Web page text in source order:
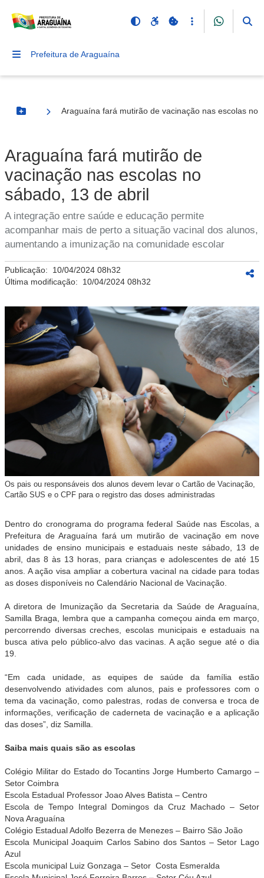
Prefeitura de Araguaína
Botão Menu
Araguaína fará mutirão de vacinação nas escolas no
Araguaína fará mutirão de
vacinação nas escolas no
sábado, 13 de abril
A integração entre saúde e educação permite
acompanhar mais de perto a situação vacinal dos alunos,
aumentando a imunização na comunidade escolar
Publicação: 10/04/2024 08h32
Última modificação: 10/04/2024 08h32
Os pais ou responsáveis dos alunos devem levar o Cartão de Vacinação,
Cartão SUS e o CPF para o registro das doses administradas
Dentro do cronograma do programa federal Saúde nas Escolas, a
Prefeitura de Araguaína fará um mutirão de vacinação em nove
unidades de ensino municipais e estaduais neste sábado, 13 de
abril, das 8 às 13 horas, para crianças e adolescentes de até 15
anos. A ação visa ampliar a cobertura vacinal na cidade para todas
as doses disponíveis no Calendário Nacional de Vacinação.
A diretora de Imunização da Secretaria da Saúde de Araguaína,
Samilla Braga, lembra que a campanha começou ainda em março,
percorrendo diversas creches, escolas municipais e estaduais na
busca ativa pelo público-alvo das vacinas. A ação segue até o dia
19.
“Em cada unidade, as equipes de saúde da família estão
desenvolvendo atividades com alunos, pais e professores com o
tema da vacinação, como palestras, rodas de conversa e troca de
informações, verificação de caderneta de vacinação e a aplicação
das doses”, diz Samilla.
Saiba mais quais são as escolas
Colégio Militar do Estado do Tocantins Jorge Humberto Camargo –
Setor Coimbra
Escola Estadual Professor Joao Alves Batista – Centro
Escola de Tempo Integral Domingos da Cruz Machado – Setor
Nova Araguaína
Colégio Estadual Adolfo Bezerra de Menezes – Bairro São João
Escola Municipal Joaquim Carlos Sabino dos Santos – Setor Lago
Azul
Escola municipal Luiz Gonzaga – Setor Costa Esmeralda